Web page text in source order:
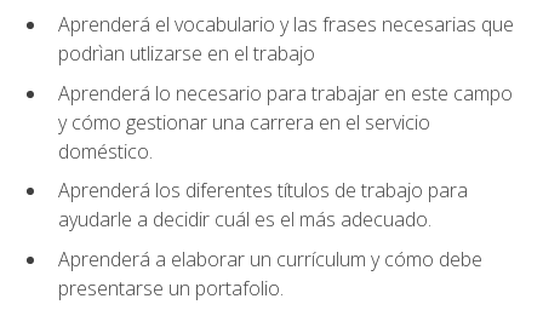
Aprenderá el vocabulario y las frases necesarias que
podrìan utlizarse en el trabajo
Aprenderá lo necesario para trabajar en este campo
y cómo gestionar una carrera en el servicio
doméstico.
Aprenderá los diferentes títulos de trabajo para
ayudarle a decidir cuál es el más adecuado.
Aprenderá a elaborar un currículum y cómo debe
presentarse un portafolio.